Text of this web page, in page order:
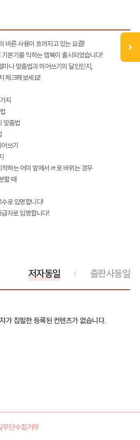
바른 사용이 흐려지고 있는 요즘!
본기를 익히는 앱북이 출시되었습니다!
나 맞춤법과 띄어쓰기의 달인인지,
체크해보세요!
지
맞춤법
쓰기
하는 어미 앞에서 ㄹ로 바뀌는 경우
할 때
로 임명합니다!
자로 임명합니다!
출판사동일
저자동일
가 집필한 등록된 컨텐츠가 없습니다.
무단수집거부